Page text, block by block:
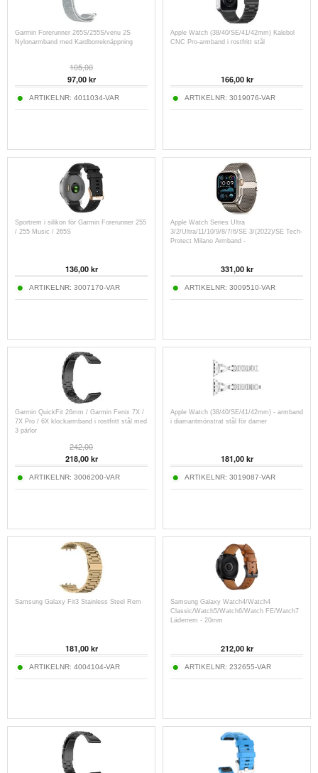
Garmin Forerunner 265S/255S/venu 2S
Nylonarmband med Kardborreknäppning
105,00
97,00kr
ARTIKELNR: 4011034-VAR
Apple Watch (38/40/SE/41/42mm) Kalebol
CNC Pro-armband i rostfritt stål
166,00kr
ARTIKELNR: 3019076-VAR
Sportrem i silikon för Garmin Forerunner 255
/ 255 Music / 265S
136,00kr
ARTIKELNR: 3007170-VAR
Apple Watch Series Ultra
3/2/Ultra/11/10/9/8/7/6/SE 3/(2022)/SE Tech-
Protect Milano Armband -
331,00kr
ARTIKELNR: 3009510-VAR
Garmin QuickFit 26mm / Garmin Fenix 7X /
7X Pro / 6X klockarmband i rostfritt stål med
3 pärlor
242,00
218,00kr
ARTIKELNR: 3006200-VAR
Apple Watch (38/40/SE/41/42mm) - armband
i diamantmönstrat stål för damer
181,00kr
ARTIKELNR: 3019087-VAR
Samsung Galaxy Fit3 Stainless Steel Rem
181,00kr
ARTIKELNR: 4004104-VAR
Samsung Galaxy Watch4/Watch4
Classic/Watch5/Watch6/Watch FE/Watch7
Läderrem - 20mm
212,00kr
ARTIKELNR: 232655-VAR